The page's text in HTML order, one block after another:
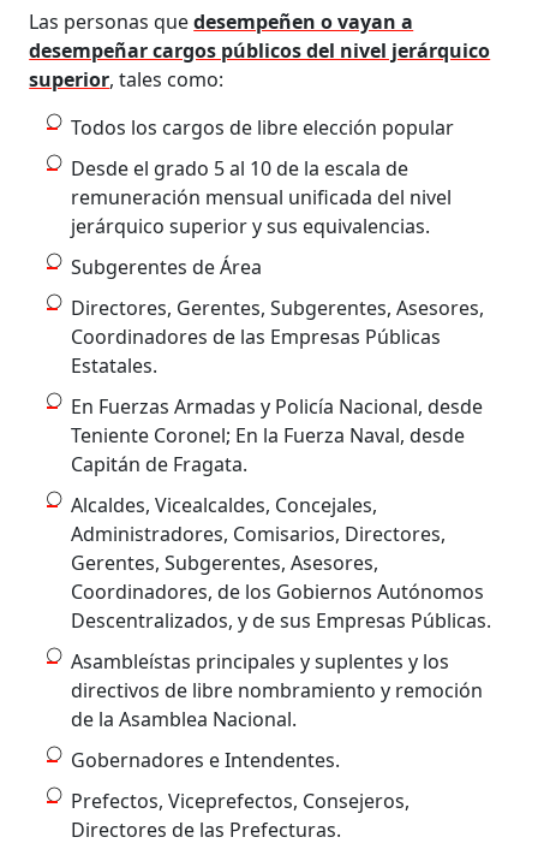
Las personas quedesempeñen o vayan a
desempeñar cargos públicos del nivel jerárquico
superior, tales como:
Todos los cargos de libre elección popular
Desde el grado 5 al 10 de la escala de
remuneración mensual unificada del nivel
jerárquico superior y sus equivalencias.
Subgerentes de Área
Directores, Gerentes, Subgerentes, Asesores,
Coordinadores de las Empresas Públicas
Estatales.
En Fuerzas Armadas y Policía Nacional, desde
Teniente Coronel; En la Fuerza Naval, desde
Capitán de Fragata.
Alcaldes, Vicealcaldes, Concejales,
Administradores, Comisarios, Directores,
Gerentes, Subgerentes, Asesores,
Coordinadores, de los Gobiernos Autónomos
Descentralizados, y de sus Empresas Públicas.
Asambleístas principales y suplentes y los
directivos de libre nombramiento y remoción
de la Asamblea Nacional.
Gobernadores e Intendentes.
Prefectos, Viceprefectos, Consejeros,
Directores de las Prefecturas.